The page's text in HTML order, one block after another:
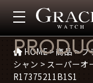
商品紹介
HOME>商品>ブ
シャン > スーパーオ
R17375211B1S1